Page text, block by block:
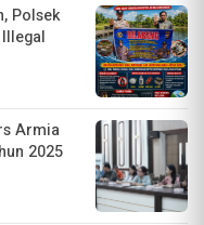
Polsek
Armia
2025